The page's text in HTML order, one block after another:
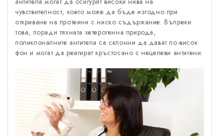
чувствителност, което може да бъде изгодно при
откриване на протеини с ниско съдържание. Въпреки
това, поради тяхната хетерогенна природа,
поликлоналните антитела са склонни да дават по-висок
фон и могат да реагират кръстосано с нецелеви антигени.